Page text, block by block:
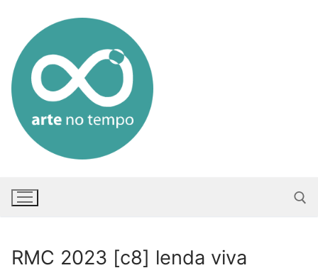
conteúdo
RMC 2023 [c8] lenda viva